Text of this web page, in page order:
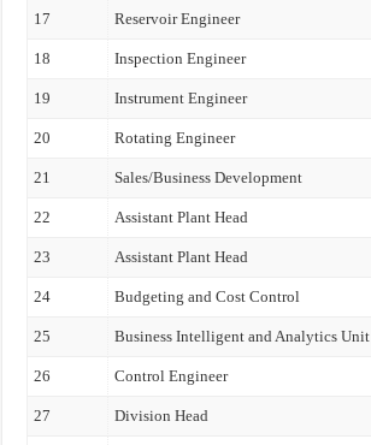
17 Reservoir Engineer
18 Inspection Engineer
19 Instrument Engineer
20 Rotating Engineer
21 Sales/Business Development
22 Assistant Plant Head
23 Assistant Plant Head
24 Budgeting and Cost Control
25 Business Intelligent and Analytics Unit
26 Control Engineer
27 Division Head